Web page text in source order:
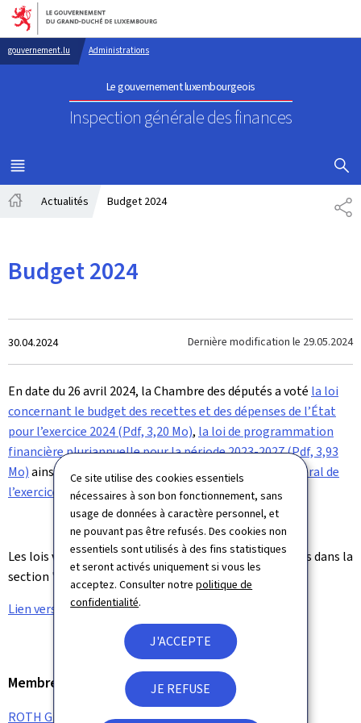
Ce site utilise des cookies essentiels
nécessaires à son bon fonctionnement, sans
usage de données à caractère personnel, et
ne pouvant pas être refusés. Des cookies non
essentiels sont utilisés à des fins statistiques
et seront activés uniquement si vous les
acceptez. Consulter notrepolitique de
confidentialité.
J'ACCEPTE
JE REFUSE
Aller au menu principal
Aller au contenu
gouvernement.lu Administrations
Le gouvernement luxembourgeois
Inspection générale des finances
MENU
PRINCIPAL
Actualités Budget 2024
Budget 2024
Crée
le
30.04.2024 Dernière modification le 29.05.2024
En date du 26 avril 2024, la Chambre des députés a voté la loi
concernant le budget des recettes et des dépenses de l’État
pour l’exercice 2024 (Pdf, 3,20 Mo), la loi de programmation
financière pluriannuelle pour la période 2023-2027 (Pdf, 3,93
Mo)ainsi que
la loi portant règlement du compte général de
l’exercice 2022 (Pdf, 2,60 Mo).
Les lois votées des années antérieures sont disponibles dans la
section "
Lien vers le site officiel du Budget de l'Etat
Membre du gouvernement
ROTH Gilles